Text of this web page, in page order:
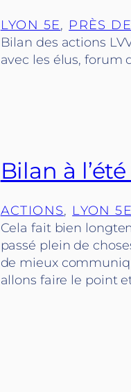
LYON 5E, PRÈS
Bilan des actions
avec les élus, forum
Bilan à
ACTIONS, LYON 5E
Cela fait bien
passé plein de
de mieux
allons faire le point